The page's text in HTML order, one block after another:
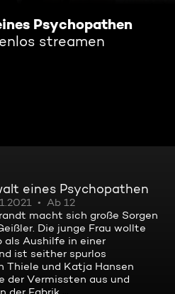
Psychopathen
streamen
eines Psychopathen
Ab 12
macht sich große Sorgen
Die junge Frau wollte
als Aushilfe in einer
ist seither spurlos
Thiele und Katja Hansen
der Vermissten aus und